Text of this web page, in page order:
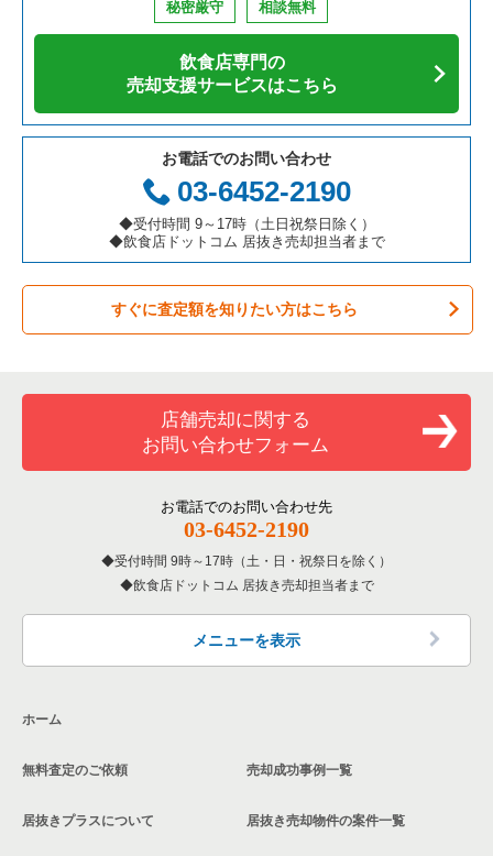
秘密厳守 相談無料
飲食店専門の
売却支援サービスはこちら
お電話でのお問い合わせ
03-6452-2190
◆受付時間 9～17時（土日祝祭日除く）
◆飲食店ドットコム 居抜き売却担当者まで
すぐに査定額を知りたい方はこちら
店舗売却に関する
お問い合わせフォーム
お電話でのお問い合わせ先
03-6452-2190
受付時間 9時～17時（土・日・祝祭日を除く）
飲食店ドットコム 居抜き売却担当者まで
メニューを表示
ホーム
無料査定のご依頼
居抜きプラスについて
売却成功事例一覧
居抜き売却物件の案件一覧